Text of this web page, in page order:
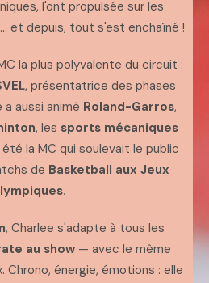
l'ont propulsée sur les
et depuis, tout s'est enchaîné !
la plus polyvalente du circuit :
, présentatrice des phases
a aussi animé Roland-Garros,
, les sports mécaniques
été la MC qui soulevait le public
de Basketball aux Jeux
, Charlee s'adapte à tous les
au show — avec le même
Chrono, énergie, émotions : elle